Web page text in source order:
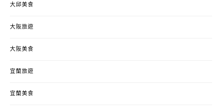
大邱美食
大阪旅遊
大阪美食
宜蘭旅遊
宜蘭美食